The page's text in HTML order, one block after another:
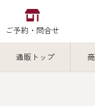
ご予約・問合せ
通販トップ